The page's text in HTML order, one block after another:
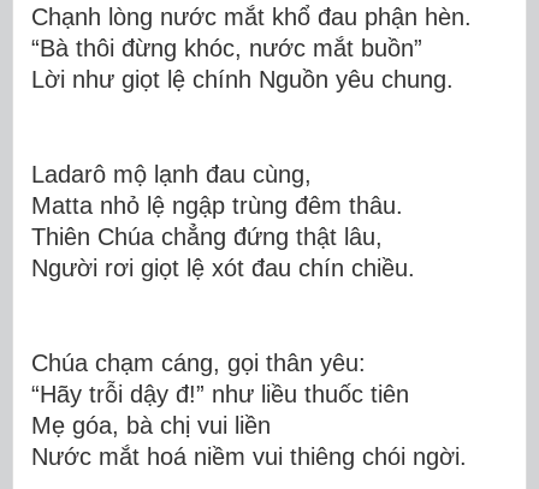
Chạnh lòng nước mắt khổ đau phận hèn.
“Bà thôi đừng khóc, nước mắt buồn”
Lời như giọt lệ chính Nguồn yêu chung.
Ladarô mộ lạnh đau cùng,
Matta nhỏ lệ ngập trùng đêm thâu.
Thiên Chúa chẳng đứng thật lâu,
Người rơi giọt lệ xót đau chín chiều.
Chúa chạm cáng, gọi thân yêu:
“Hãy trỗi dậy đ!” như liều thuốc tiên
Mẹ góa, bà chị vui liền
Nước mắt hoá niềm vui thiêng chói ngời.